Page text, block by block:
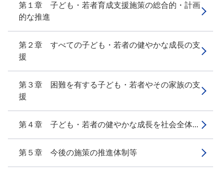
第１章 子ども・若者育成支援施策の総合的・計画
的な推進
第２章 すべての子ども・若者の健やかな成長の支
援
第３章 困難を有する子ども・若者やその家族の支
援
第４章 子ども・若者の健やかな成長を社会全体...
第５章 今後の施策の推進体制等